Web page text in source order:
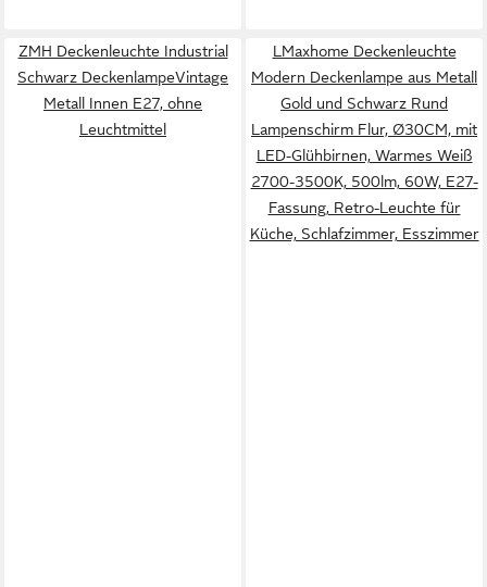
ZMH Deckenleuchte Industrial
Schwarz DeckenlampeVintage
Metall Innen E27, ohne
Leuchtmittel
LMaxhome Deckenleuchte
Modern Deckenlampe aus Metall
Gold und Schwarz Rund
Lampenschirm Flur, Ø30CM, mit
LED-Glühbirnen, Warmes Weiß
2700-3500K, 500lm, 60W, E27-
Fassung, Retro-Leuchte für
Küche, Schlafzimmer, Esszimmer